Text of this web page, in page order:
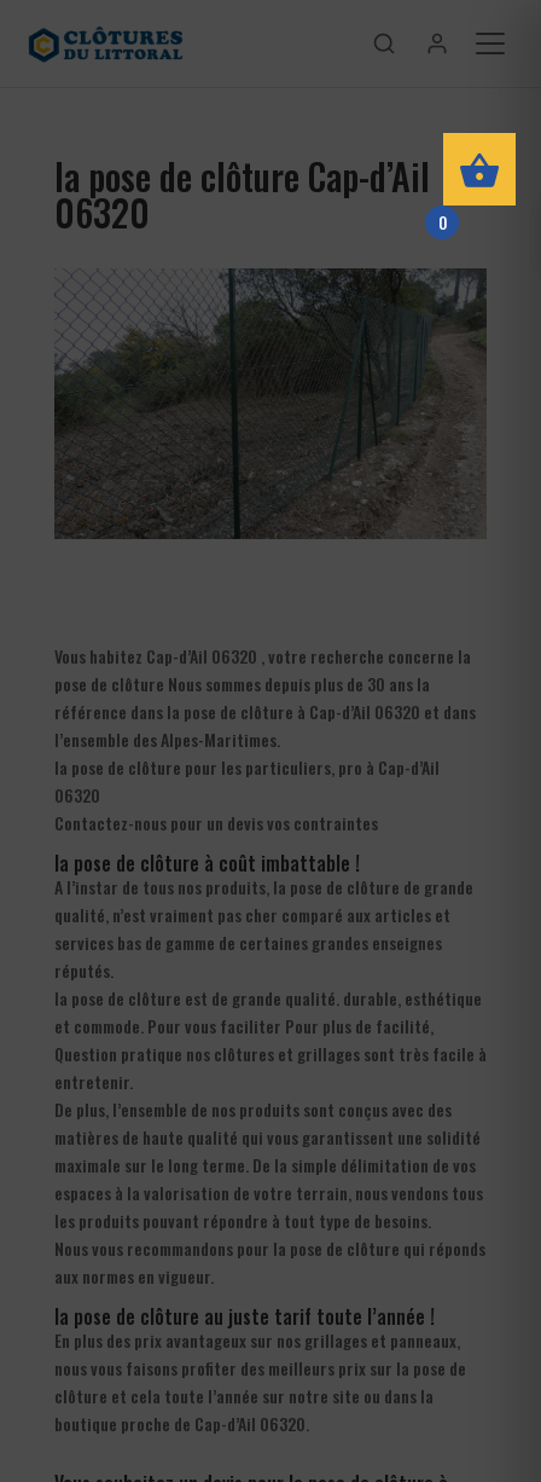
la pose de clôture Cap-d’Ail
06320
Vous habitez Cap-d’Ail 06320 , votre recherche concerne la
pose de clôture Nous sommes depuis plus de 30 ans la
référence dans la pose de clôture à Cap-d’Ail 06320 et dans
l’ensemble des Alpes-Maritimes.
la pose de clôture pour les particuliers, pro à Cap-d’Ail
06320
Contactez-nous pour un devis vos contraintes
la pose de clôture à coût imbattable !
A l’instar de tous nos produits, la pose de clôture de grande
qualité, n’est vraiment pas cher comparé aux articles et
services bas de gamme de certaines grandes enseignes
réputés.
la pose de clôture est de grande qualité. durable, esthétique
et commode. Pour vous faciliter Pour plus de facilité,
Question pratique nos clôtures et grillages sont très facile à
entretenir.
De plus, l’ensemble de nos produits sont conçus avec des
matières de haute qualité qui vous garantissent une solidité
maximale sur le long terme. De la simple délimitation de vos
espaces à la valorisation de votre terrain, nous vendons tous
les produits pouvant répondre à tout type de besoins.
Nous vous recommandons pour la pose de clôture qui réponds
aux normes en vigueur.
la pose de clôture au juste tarif toute l’année !
En plus des prix avantageux sur nos grillages et panneaux,
nous vous faisons profiter des meilleurs prix sur la pose de
clôture et cela toute l’année sur notre site ou dans la
boutique proche de Cap-d’Ail 06320.
0